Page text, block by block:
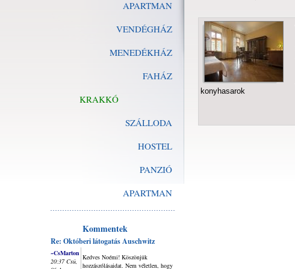
APARTMAN
VENDÉGHÁZ
MENEDÉKHÁZ
FAHÁZ
KRAKKÓ
SZÁLLODA
HOSTEL
PANZIÓ
APARTMAN
Kommentek
Re: Októberi látogatás Auschwitz
~CsMarton
20:37 Csü,
Kedves Noémi! Köszönjük
hozzászólásaidat. Nem véletlen, hogy
konyhasarok